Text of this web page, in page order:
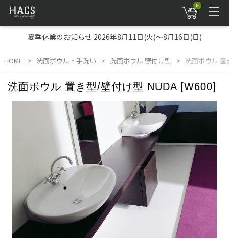
0
夏季休業のお知らせ 2026年8月11日(火)～8月16日(日)
HOME 洗面ボウル・手洗い 洗面ボウル 壁付け型 洗面ボウル
洗面ボウル 置き型/壁付け型 NUDA [W600]